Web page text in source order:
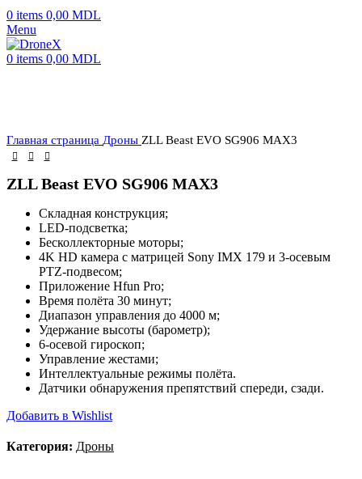
0 items 0,00 MDL
Menu
0 items 0,00 MDL
Главная страница Дроны ZLL Beast EVO SG906 MAX3
ZLL Beast EVO SG906 MAX3
Складная конструкция;
LED-подсветка;
Бесколлекторные моторы;
4K HD камера с матрицей Sony IMX 179 и 3-осевым
PTZ-подвесом;
Приложение Hfun Pro;
Время полёта 30 минут;
Диапазон управления до 4000 м;
Удержание высоты (барометр);
6-осевой гироскоп;
Управление жестами;
Интеллектуальные режимы полёта.
Датчики обнаружения препятствий спереди, сзади.
Добавить в Wishlist
Категория: Дроны